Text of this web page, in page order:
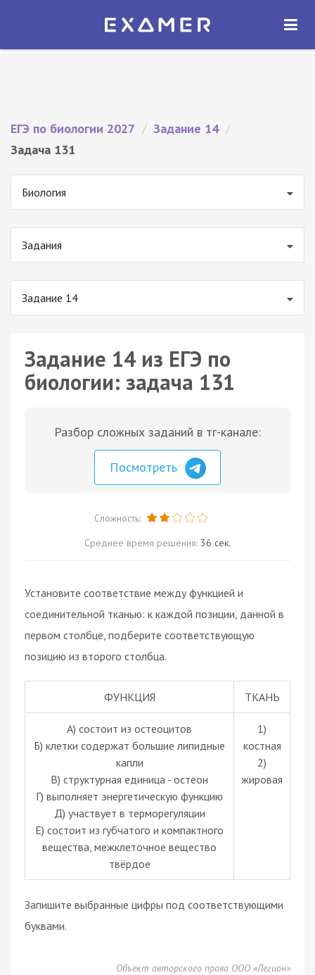
Экзамер — ЕГЭ 2027
ОТКРЫТЬ
ЕГЭ по биологии 2027 / Задание 14 /
Задача 131
Биология
Задания
Задание 14
Задание 14 из ЕГЭ по
биологии: задача 131
Разбор сложных заданий в тг-канале:
Посмотреть
Сложность:
Среднее время решения: 36 сек.
Установите соответствие между функцией и
соединительной тканью: к каждой позиции, данной в
первом столбце, подберите соответствующую
позицию из второго столбца.
ФУНКЦИЯ ТКАНЬ
А) состоит из остеоцитов
Б) клетки содержат большие липидные
капли
В) структурная единица - остеон
Г) выполняет энергетическую функцию
Д) участвует в терморегуляции
Е) состоит из губчатого и компактного
вещества, межклеточное вещество
твёрдое
1)
костная
2)
жировая
Запишите выбранные цифры под соответствующими
буквами.
Объект авторского права ООО «Легион»